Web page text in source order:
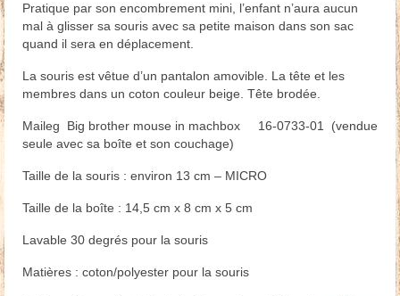
Pratique par son encombrement mini, l’enfant n’aura aucun
mal à glisser sa souris avec sa petite maison dans son sac
quand il sera en déplacement.
La souris est vêtue d’un pantalon amovible. La tête et les
membres dans un coton couleur beige. Tête brodée.
Maileg Big brother mouse in machbox 16-0733-01 (vendue
seule avec sa boîte et son couchage)
Taille de la souris : environ 13 cm – MICRO
Taille de la boîte : 14,5 cm x 8 cm x 5 cm
Lavable 30 degrés pour la souris
Matières : coton/polyester pour la souris